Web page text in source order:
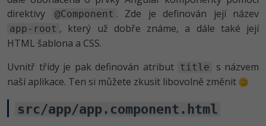
direktivy
@Component . Zde je definován její název
app-root , který už dobře známe, a dále také její
HTML šablona a CSS.
Uvnitř třídy je pak definován atribut title
s názvem
naší aplikace. Ten si můžete zkusit libovolně změnit
src/app/app.component.html